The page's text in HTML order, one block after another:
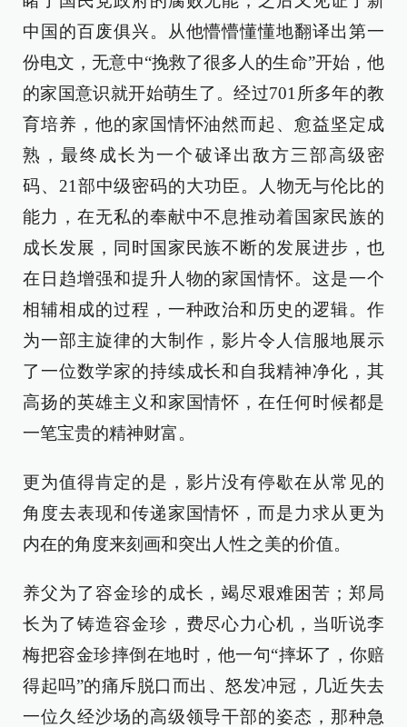
中国的百废俱兴。从他懵懵懂懂地翻译出第一
份电文，无意中“挽救了很多人的生命”开始，他
的家国意识就开始萌生了。经过701所多年的教
育培养，他的家国情怀油然而起、愈益坚定成
熟，最终成长为一个破译出敌方三部高级密
码、21部中级密码的大功臣。人物无与伦比的
能力，在无私的奉献中不息推动着国家民族的
成长发展，同时国家民族不断的发展进步，也
在日趋增强和提升人物的家国情怀。这是一个
相辅相成的过程，一种政治和历史的逻辑。作
为一部主旋律的大制作，影片令人信服地展示
了一位数学家的持续成长和自我精神净化，其
高扬的英雄主义和家国情怀，在任何时候都是
一笔宝贵的精神财富。
更为值得肯定的是，影片没有停歇在从常见的
角度去表现和传递家国情怀，而是力求从更为
内在的角度来刻画和突出人性之美的价值。
养父为了容金珍的成长，竭尽艰难困苦；郑局
长为了铸造容金珍，费尽心力心机，当听说李
梅把容金珍摔倒在地时，他一句“摔坏了，你赔
得起吗”的痛斥脱口而出、怒发冲冠，几近失去
一位久经沙场的高级领导干部的姿态，那种急